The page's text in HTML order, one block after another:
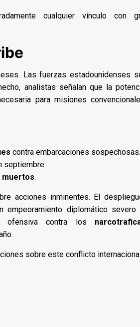
cualquier vínculo con
Las fuerzas estadounidenses
analistas señalan que la
para misiones
contra embarcaciones sospechosas.
septiembre.
muertos.
acciones inminentes. El
diplomático severo
ofensiva contra los
sobre este conflicto